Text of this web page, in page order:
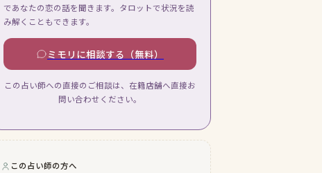
であなたの恋の話を聞きます。タロットで状況を読
み解くこともできます。
ミモリに相談する（無料）
この占い師への直接のご相談は、在籍店舗へ直接お
問い合わせください。
この占い師の方へ